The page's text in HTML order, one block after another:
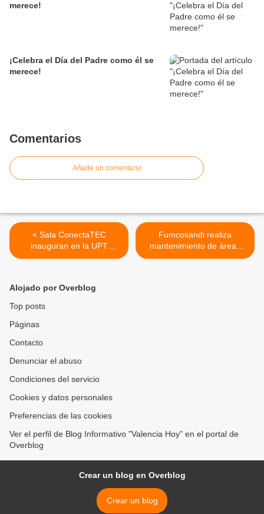
merece!
¡Celebra el Día del Padre como él se
merece!
Comentarios
Añade un comentario
< Sala ConectaTEC
inauguran en la UPT
Valencia para promover la
Fumcosandi realiza
mantenimiento de áreas
verdes y sustitución de
Alojado por Overblog
Top posts
Páginas
Contacto
Denunciar el abuso
Condiciones del servicio
Cookies y datos personales
Preferencias de las cookies
Ver el perfil de Blog Informativo "Valencia Hoy" en el portal de
Overblog
Crear un blog en Overblog
Crear un blog